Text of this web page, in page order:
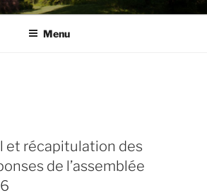
Menu
et récapitulation des
de l’assemblée